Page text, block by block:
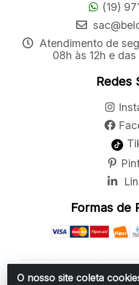
O nosso site coleta
(19)
Atendimento de
08h às 12h e
Redes
Formas de
Belchior Cortinas e